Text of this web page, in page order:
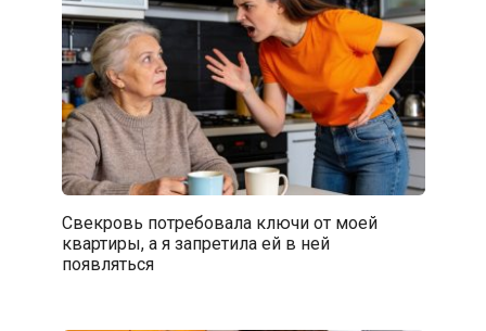
Свекровь потребовала ключи от моей
квартиры, а я запретила ей в ней
появляться